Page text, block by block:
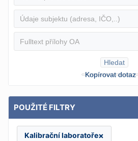
Hledat
Kopírovat dotaz
POUŽITÉ FILTRY
Kalibrační laboratoře×